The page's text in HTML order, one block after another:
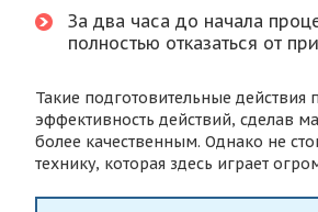
За два часа до начала
полностью отказаться от
Такие подготовительные действия
эффективность действий, сделав
более качественным. Однако не
технику, которая здесь играет